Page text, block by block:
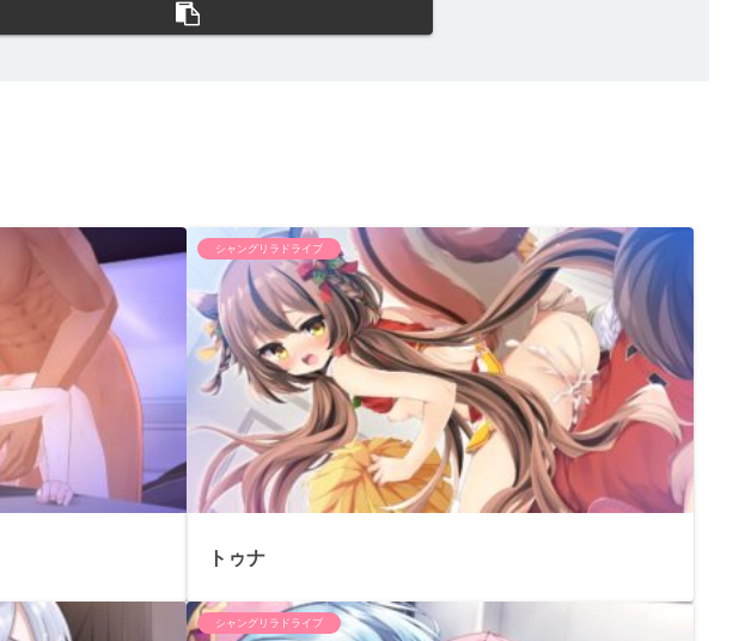
シャングリラドライブ
トゥナ
シャングリラドライブ